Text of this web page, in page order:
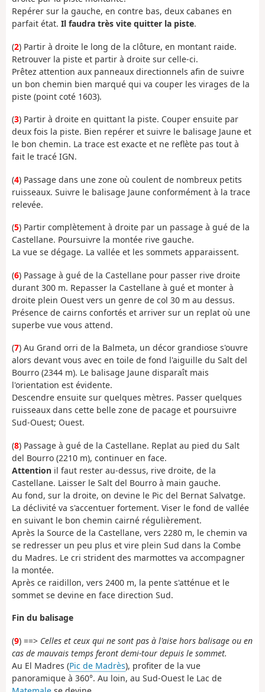
Repérer sur la gauche, en contre bas, deux cabanes en
parfait état. Il faudra très vite quitter la piste.
(2) Partir à droite le long de la clôture, en montant raide.
Retrouver la piste et partir à droite sur celle-ci.
Prêtez attention aux panneaux directionnels afin de suivre
un bon chemin bien marqué qui va couper les virages de la
piste (point coté 1603).
(3) Partir à droite en quittant la piste. Couper ensuite par
deux fois la piste. Bien repérer et suivre le balisage Jaune et
le bon chemin. La trace est exacte et ne reflète pas tout à
fait le tracé IGN.
(4) Passage dans une zone où coulent de nombreux petits
ruisseaux. Suivre le balisage Jaune conformément à la trace
relevée.
(5) Partir complètement à droite par un passage à gué de la
Castellane. Poursuivre la montée rive gauche.
La vue se dégage. La vallée et les sommets apparaissent.
(6) Passage à gué de la Castellane pour passer rive droite
durant 300 m. Repasser la Castellane à gué et monter à
droite plein Ouest vers un genre de col 30 m au dessus.
Présence de cairns confortés et arriver sur un replat où une
superbe vue vous attend.
(7) Au Grand orri de la Balmeta, un décor grandiose s'ouvre
alors devant vous avec en toile de fond l'aiguille du Salt del
Bourro (2344 m). Le balisage Jaune disparaît mais
l'orientation est évidente.
Descendre ensuite sur quelques mètres. Passer quelques
ruisseaux dans cette belle zone de pacage et poursuivre
Sud-Ouest; Ouest.
(8) Passage à gué de la Castellane. Replat au pied du Salt
del Bourro (2210 m), continuer en face.
Attention il faut rester au-dessus, rive droite, de la
Castellane. Laisser le Salt del Bourro à main gauche.
Au fond, sur la droite, on devine le Pic del Bernat Salvatge.
La déclivité va s'accentuer fortement. Viser le fond de vallée
en suivant le bon chemin cairné régulièrement.
Après la Source de la Castellane, vers 2280 m, le chemin va
se redresser un peu plus et vire plein Sud dans la Combe
du Madres. Le cri strident des marmottes va accompagner
la montée.
Après ce raidillon, vers 2400 m, la pente s'atténue et le
sommet se devine en face direction Sud.
Fin du balisage
(9) ==> Celles et ceux qui ne sont pas à l'aise hors balisage ou en
cas de mauvais temps feront demi-tour depuis le sommet.
Au El Madres (Pic de Madrès), profiter de la vue
panoramique à 360°. Au loin, au Sud-Ouest le Lac de